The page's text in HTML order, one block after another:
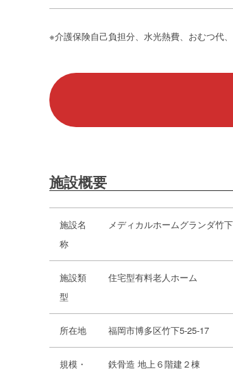
※介護保険自己負担分、水光熱費、おむつ代
施設概要
施設名
称
メディカルホームグランダ竹下
施設類
型
住宅型有料老人ホーム
所在地 福岡市博多区竹下5-25-17
規模・
鉄骨造 地上６階建２棟